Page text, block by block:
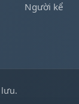
Người kể